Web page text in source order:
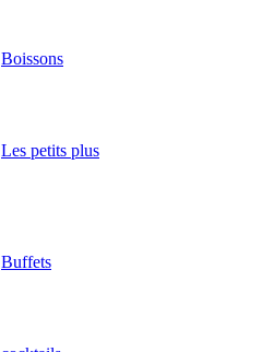
Boissons
Les petits plus
Buffets